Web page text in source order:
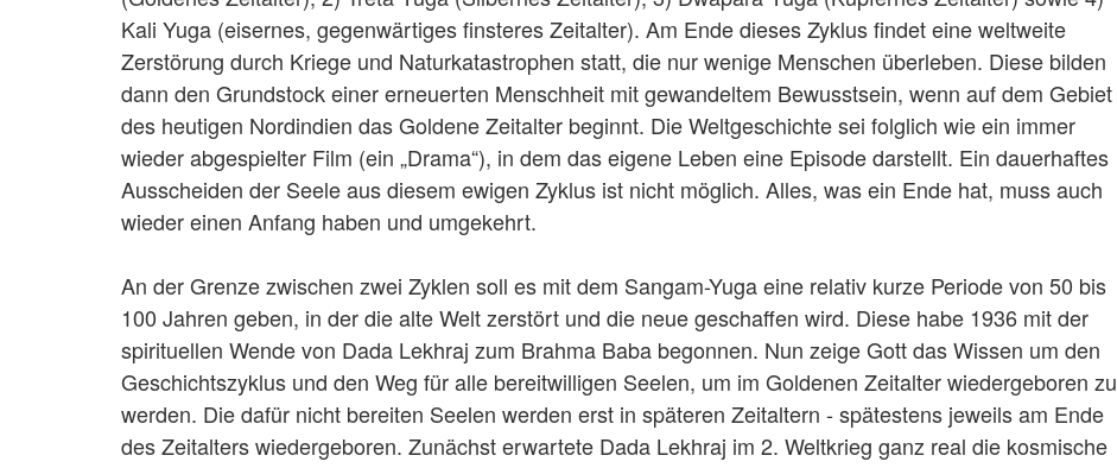
Kali Yuga (eisernes, gegenwärtiges finsteres Zeitalter). Am Ende dieses Zyklus findet eine weltweite
Zerstörung durch Kriege und Naturkatastrophen statt, die nur wenige Menschen überleben. Diese bilden
dann den Grundstock einer erneuerten Menschheit mit gewandeltem Bewusstsein, wenn auf dem Gebiet
des heutigen Nordindien das Goldene Zeitalter beginnt. Die Weltgeschichte sei folglich wie ein immer
wieder abgespielter Film (ein „Drama“), in dem das eigene Leben eine Episode darstellt. Ein dauerhaftes
Ausscheiden der Seele aus diesem ewigen Zyklus ist nicht möglich. Alles, was ein Ende hat, muss auch
wieder einen Anfang haben und umgekehrt.
An der Grenze zwischen zwei Zyklen soll es mit dem Sangam-Yuga eine relativ kurze Periode von 50 bis
100 Jahren geben, in der die alte Welt zerstört und die neue geschaffen wird. Diese habe 1936 mit der
spirituellen Wende von Dada Lekhraj zum Brahma Baba begonnen. Nun zeige Gott das Wissen um den
Geschichtszyklus und den Weg für alle bereitwilligen Seelen, um im Goldenen Zeitalter wiedergeboren zu
werden. Die dafür nicht bereiten Seelen werden erst in späteren Zeitaltern - spätestens jeweils am Ende
des Zeitalters wiedergeboren. Zunächst erwartete Dada Lekhraj im 2. Weltkrieg ganz real die kosmische